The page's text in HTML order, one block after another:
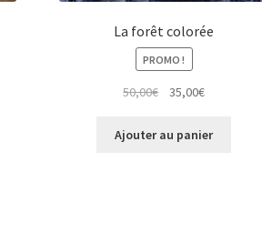
La forêt colorée
PROMO !
50,00€
Le
initial
35,00€Le
actuel
Ajouter au panier